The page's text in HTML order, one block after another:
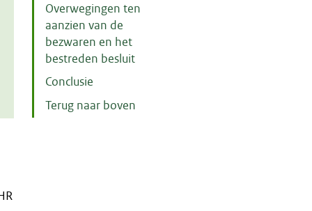
Overwegingen ten
aanzien van de
bezwaren en het
bestreden besluit
Conclusie
Terug naar boven